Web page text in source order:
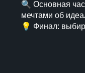
🔍 Основная
мечтами об
💡 Финал: